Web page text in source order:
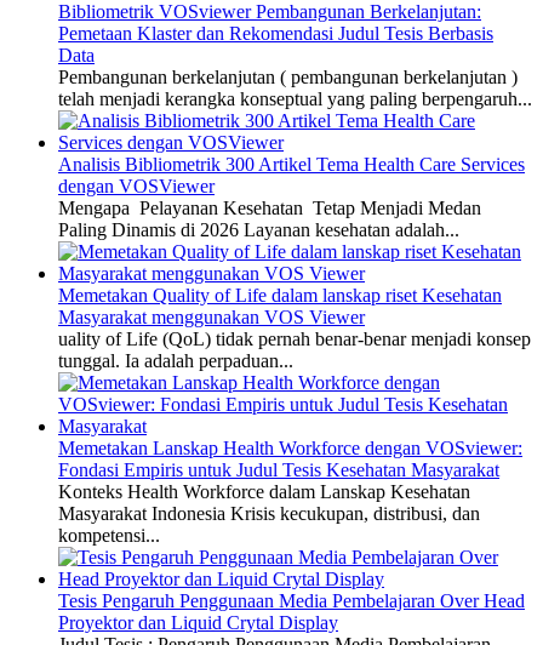
Bibliometrik VOSviewer Pembangunan Berkelanjutan:
Pemetaan Klaster dan Rekomendasi Judul Tesis Berbasis
Data
Pembangunan berkelanjutan ( pembangunan berkelanjutan )
telah menjadi kerangka konseptual yang paling berpengaruh...
Analisis Bibliometrik 300 Artikel Tema Health Care Services
dengan VOSViewer
Mengapa Pelayanan Kesehatan Tetap Menjadi Medan
Paling Dinamis di 2026 Layanan kesehatan adalah...
Memetakan Quality of Life dalam lanskap riset Kesehatan
Masyarakat menggunakan VOS Viewer
uality of Life (QoL) tidak pernah benar-benar menjadi konsep
tunggal. Ia adalah perpaduan...
Memetakan Lanskap Health Workforce dengan VOSviewer:
Fondasi Empiris untuk Judul Tesis Kesehatan Masyarakat
Konteks Health Workforce dalam Lanskap Kesehatan
Masyarakat Indonesia Krisis kecukupan, distribusi, dan
kompetensi...
Tesis Pengaruh Penggunaan Media Pembelajaran Over Head
Proyektor dan Liquid Crytal Display